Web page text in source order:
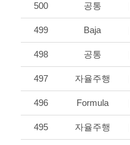
500 공통
499 Baja
498 공통
497 자율주행
496 Formula
495 자율주행